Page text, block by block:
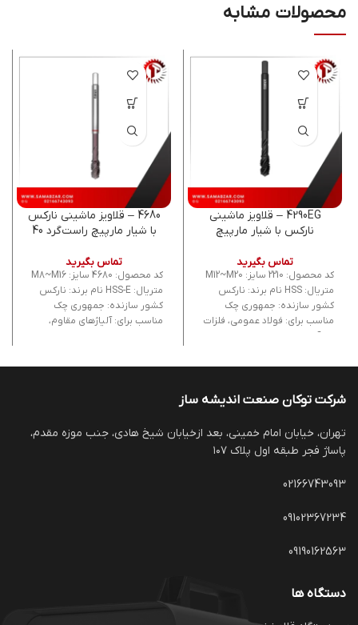
محصولات مشابه
4290EG – قلاویز ماشینی
نارکس با شیار مارپیچ
تماس بگیرید
کد محصول: 2210 سایز: M12~M20
متریال: HSS نام برند: نارکس
کشور سازنده: جمهوری چک
مناسب برای: فولاد عمومی، فلزات
غیرآهنی
4680 – قلاویز ماشینی نارکس
با شیار مارپیچ راست‌گرد 40
تماس بگیرید
کد محصول: 4680 سایز: M8~M16
متریال: HSS-E نام برند: نارکس
کشور سازنده: جمهوری چک
مناسب برای: آلیاژهای مقاوم،
شرکت توکان صنعت اندیشه ساز
تهران، خیابان امام خمینی، بعد ازخیابان شیخ هادی، جنب موزه مقدم،
پاساژ فجر طبقه اول پلاک ۱۰۷
02166743093
09102367234
09190162563
دستگاه ها